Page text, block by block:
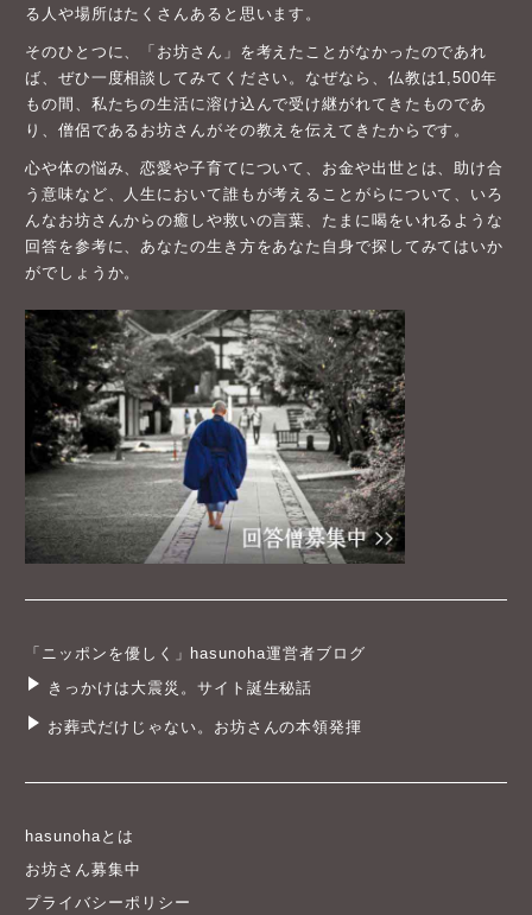
る人や場所はたくさんあると思います。
そのひとつに、「お坊さん」を考えたことがなかったのであれ
ば、ぜひ一度相談してみてください。なぜなら、仏教は1,500年
もの間、私たちの生活に溶け込んで受け継がれてきたものであ
り、僧侶であるお坊さんがその教えを伝えてきたからです。
心や体の悩み、恋愛や子育てについて、お金や出世とは、助け合
う意味など、人生において誰もが考えることがらについて、いろ
んなお坊さんからの癒しや救いの言葉、たまに喝をいれるような
回答を参考に、あなたの生き方をあなた自身で探してみてはいか
がでしょうか。
「ニッポンを優しく」hasunoha運営者ブログ
きっかけは大震災。サイト誕生秘話
お葬式だけじゃない。お坊さんの本領発揮
hasunohaとは
お坊さん募集中
プライバシーポリシー